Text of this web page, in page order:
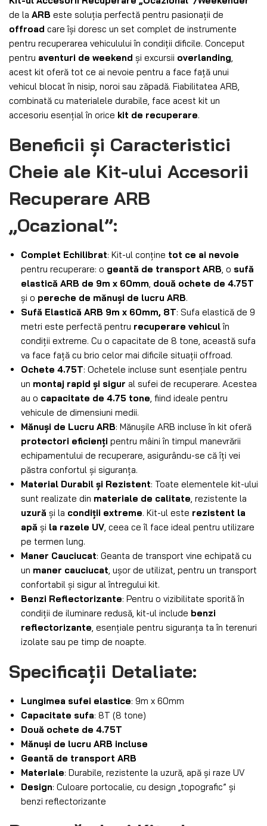
de la ARB este soluția perfectă pentru pasionații de
offroad care își doresc un set complet de instrumente
pentru recuperarea vehiculului în condiții dificile. Conceput
pentru aventuri de weekend și excursii overlanding
acest kit oferă tot ce ai nevoie pentru a face față unui
vehicul blocat în nisip, noroi sau zăpadă. Fiabilitatea ARB,
combinată cu materialele durabile, face acest kit un
accesoriu esențial în orice kit de recuperare.
Beneficii și Caracteristici
Cheie ale Kit-ului Accesorii
Recuperare ARB
„Ocazional”:
Complet Echilibrat: Kit-ul conține tot ce ai nevoie
pentru recuperare: o geantă de transport ARB , o sufă
elastică ARB de 9m x 60mm două ochete de 4.75T
și o pereche de mănuși de lucru ARB.
Sufă Elastică ARB 9m x 60mm, 8T: Sufa elastică de 9
metri este perfectă pentru recuperare vehiculîn
condiții extreme. Cu o capacitate de 8 tone, această sufa
va face față cu brio celor mai dificile situații offroad.
Ochete 4.75T: Ochetele incluse sunt esențiale pentru
un montaj rapid și sigur al sufei de recuperare. Acestea
au o capacitate de 4.75 tone , fiind ideale pentru
vehicule de dimensiuni medii.
Mănuși de Lucru ARB: Mănușile ARB incluse în kit oferă
protectori eficienți pentru mâini în timpul manevrării
echipamentului de recuperare, asigurându-se că îți vei
păstra confortul și siguranța.
Material Durabil și Rezistent: Toate elementele kit-ului
sunt realizate din materiale de calitate , rezistente la
uzură și la condiții extreme. Kit-ul este rezistent la
apă și la razele UV , ceea ce îl face ideal pentru utilizare
pe termen lung.
Maner Cauciucat: Geanta de transport vine echipată cu
un maner cauciucat , ușor de utilizat, pentru un transport
confortabil și sigur al întregului kit.
Benzi Reflectorizante: Pentru o vizibilitate sporită în
condiții de iluminare redusă, kit-ul include benzi
reflectorizante , esențiale pentru siguranța ta în terenuri
izolate sau pe timp de noapte.
Specificații Detaliate:
Lungimea sufei elastice: 9m x 60mm
Capacitate sufa: 8T (8 tone)
Două ochete de 4.75T
Mănuși de lucru ARB incluse
Geantă de transport ARB
Materiale: Durabile, rezistente la uzură, apă și raze UV
Design: Culoare portocalie, cu design „topografic” și
benzi reflectorizante